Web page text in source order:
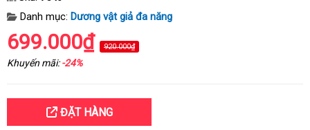
Danh mục: Dương vật giả đa năng
699.000₫ 920.000₫
Khuyến mãi:-24%
ĐẶT HÀNG